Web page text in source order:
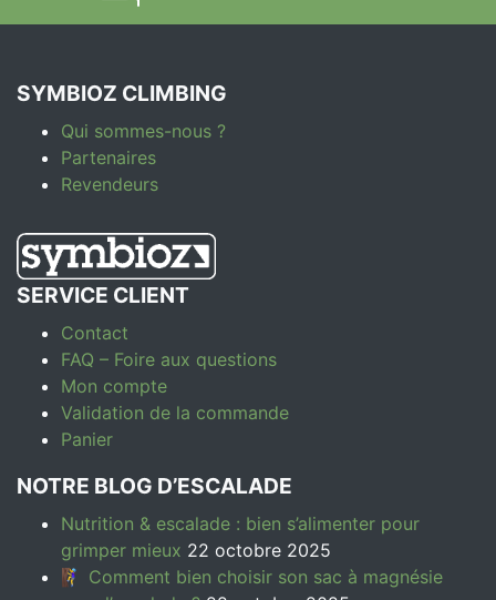
SYMBIOZ CLIMBING
Qui sommes-nous ?
Partenaires
Revendeurs
SERVICE CLIENT
Contact
FAQ – Foire aux questions
Mon compte
Validation de la commande
Panier
NOTRE BLOG D’ESCALADE
Nutrition & escalade : bien s’alimenter pour
grimper mieux 22 octobre 2025
🧗‍♀️ Comment bien choisir son sac à magnésie